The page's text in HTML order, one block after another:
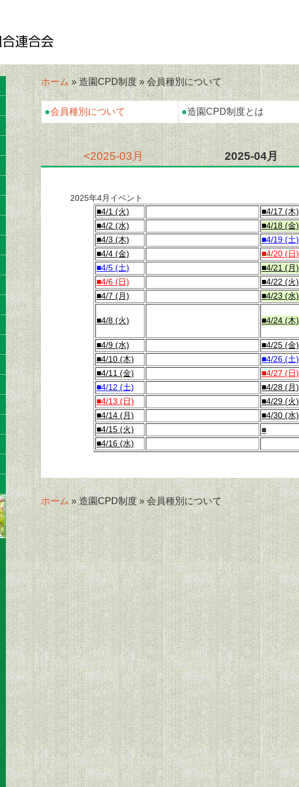
ホーム» 造園CPD制度 » 会員種別について
●会員種別について ●造園CPD制度とは
<2025-03月 2025-04月
2025年4月イベント
■4/1 (火)
■4/17 (木)
■4/2 (水)
■4/18 (金)
■4/3 (木)
■4/19 (土)
■4/4 (金)
■4/20 (日)
■4/5 (土)
■4/21 (月)
■4/6 (日)
■4/22 (火)
■4/7 (月)
■4/23 (水)
■4/8 (火) ■4/24 (木)
■4/9 (水)
■4/25 (金)
■4/10 (木)
■4/26 (土)
■4/11 (金)
■4/27 (日)
■4/12 (土)
■4/28 (月)
■4/13 (日)
■4/29 (火)
■4/14 (月)
■4/30 (水)
■4/15 (火)
■
■4/16 (水)
ホーム» 造園CPD制度 » 会員種別について